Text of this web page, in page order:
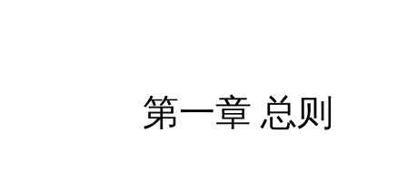
第一章 总则